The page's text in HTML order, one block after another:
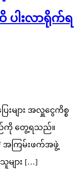
ပါးလာရိုက်ရ
းများ အလှူငွေကိစ္စ
သည်ကို တွေ့ရသည်။
အကြမ်းဖက်အဖွဲ့
ျား […]